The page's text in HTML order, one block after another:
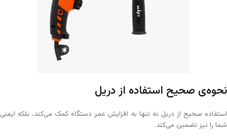
نحوه‌ی صحیح استفاده از دریل
استفاده صحیح از دریل نه تنها به افزایش عمر دستگاه کمک می‌کند، بلکه ایمنی
شما را نیز تضمین می‌کند.